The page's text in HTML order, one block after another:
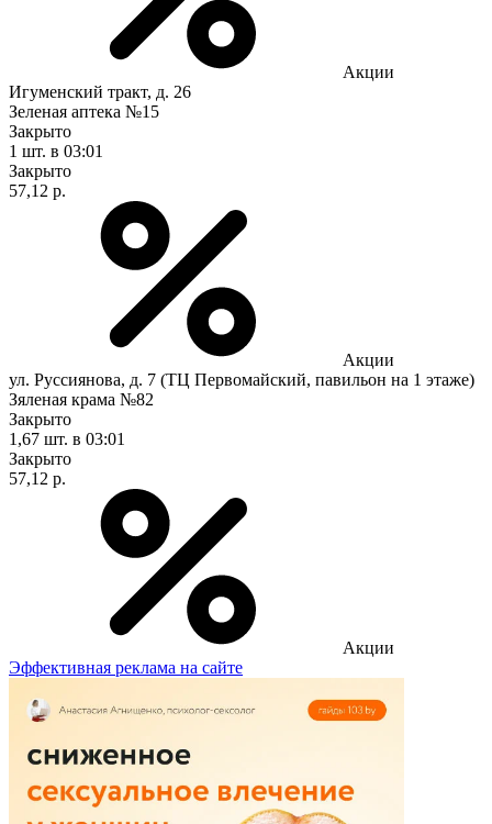
Акции
Игуменский тракт, д. 26
Зеленая аптека №15
Закрыто
1 шт. в 03:01
Закрыто
57,12 р.
Акции
ул. Руссиянова, д. 7 (ТЦ Первомайский, павильон на 1 этаже)
Зяленая крама №82
Закрыто
1,67 шт. в 03:01
Закрыто
57,12 р.
Акции
Эффективная реклама на сайте